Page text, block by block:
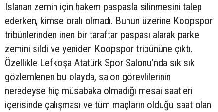
Islanan zemin için hakem paspasla silinmesini talep
ederken, kimse oralı olmadı. Bunun üzerine Koopspor
tribünlerinden inen bir taraftar paspası alarak parke
zemini sildi ve yeniden Koopspor tribününe çıktı.
Özellikle Lefkoşa Atatürk Spor Salonu’nda sık sık
gözlemlenen bu olayda, salon görevlilerinin
neredeyse hiç müsabaka olmadığı mesai saatleri
içerisinde çalışması ve tüm maçların olduğu saat olan